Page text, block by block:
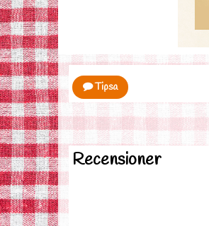
Tipsa
Recensioner